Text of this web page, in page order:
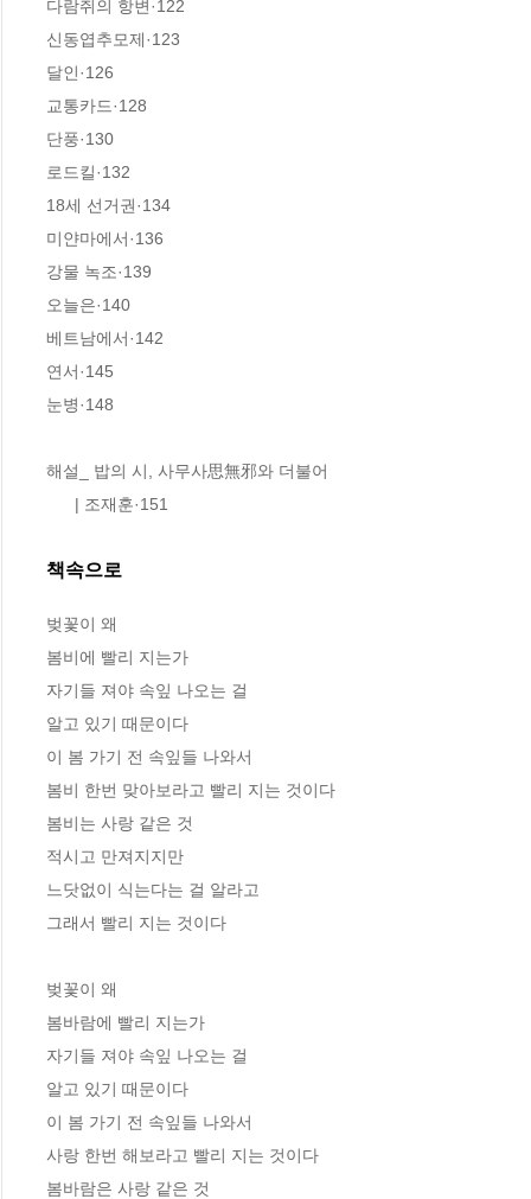
다람쥐의 항변·122
신동엽추모제·123
달인·126
교통카드·128
단풍·130
로드킬·132
18세 선거권·134
미얀마에서·136
강물 녹조·139
오늘은·140
베트남에서·142
연서·145
눈병·148
해설_ 밥의 시, 사무사思無邪와 더불어
      | 조재훈·151
책속으로
벚꽃이 왜
봄비에 빨리 지는가
자기들 져야 속잎 나오는 걸
알고 있기 때문이다
이 봄 가기 전 속잎들 나와서
봄비 한번 맞아보라고 빨리 지는 것이다
봄비는 사랑 같은 것
적시고 만져지지만
느닷없이 식는다는 걸 알라고
그래서 빨리 지는 것이다
벚꽃이 왜
봄바람에 빨리 지는가
자기들 져야 속잎 나오는 걸
알고 있기 때문이다
이 봄 가기 전 속잎들 나와서
사랑 한번 해보라고 빨리 지는 것이다
봄바람은 사랑 같은 것